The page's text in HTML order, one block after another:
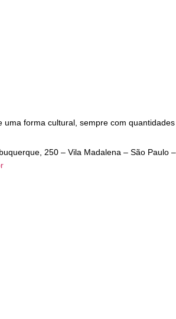
forma cultural, sempre com
250 – Vila Madalena – São Paulo –